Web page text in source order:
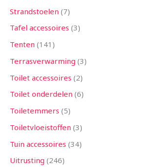
Strandstoelen 7
Tafel accessoires 3
Tenten 141
Terrasverwarming 3
Toilet accessoires 2
Toilet onderdelen 6
Toiletemmers 5
Toiletvloeistoffen 3
Tuin accessoires 34
Uitrusting 246